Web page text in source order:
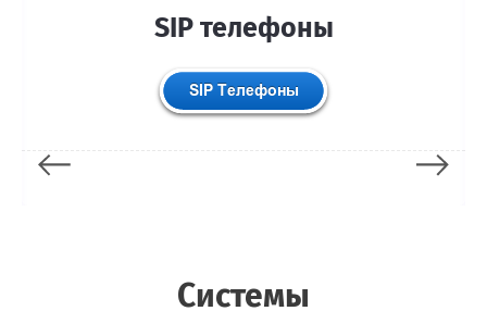
SIP телефоны
Системы